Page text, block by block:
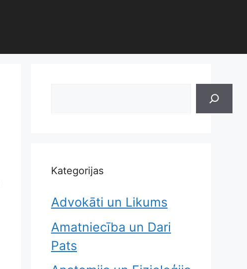
Kategorijas
Advokāti un Likums
Amatniecība un Dari
Pats